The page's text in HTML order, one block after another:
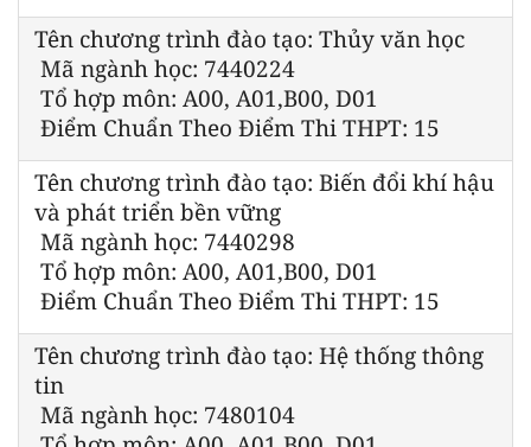
Tên chương trình đào tạo: Thủy văn học
Mã ngành học: 7440224
Tổ hợp môn: A00, A01,B00, D01
Điểm Chuẩn Theo Điểm Thi THPT: 15
Tên chương trình đào tạo: Biến đổi khí hậu
và phát triển bền vững
Mã ngành học: 7440298
Tổ hợp môn: A00, A01,B00, D01
Điểm Chuẩn Theo Điểm Thi THPT: 15
Tên chương trình đào tạo: Hệ thống thông
tin
Mã ngành học: 7480104